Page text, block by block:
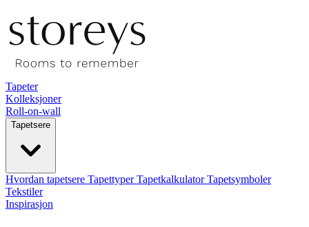
Tapeter
Kolleksjoner
Roll-on-wall
Tapetsere
Hvordan tapetsere TapettyperTapetkalkulatorTapetsymboler
Tekstiler
Inspirasjon